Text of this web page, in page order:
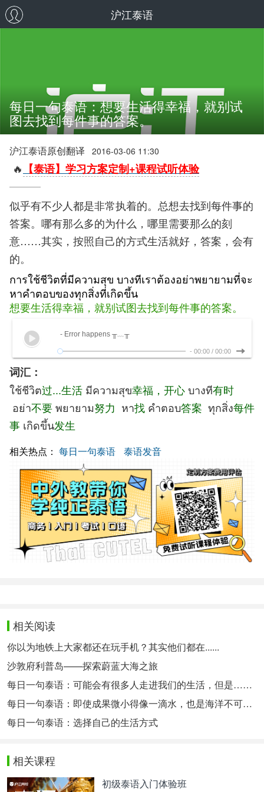
沪江泰语
每日一句泰语：想要生活得幸福，就别试
图去找到每件事的答案。
沪江泰语原创翻译 2016-03-06 11:30
🔥 【泰语】学习方案定制+课程试听体验
似乎有不少人都是非常执着的。总想去找到每件事的
答案。哪有那么多的为什么，哪里需要那么的刻
意……其实，按照自己的方式生活就好，答案，会有
的。
การใช้ชีวิตที่มีความสุข บางทีเราต้องอย่าพยายามที่จะ
หาคำตอบของทุกสิ่งที่เกิดขึ้น
想要生活得幸福，就别试图去找到每件事的答案。
- Error happens ╥﹏╥
- 00:00 / 00:00
词汇：
ใช้ชีวิต过...生活 มีความสุข幸福，开心บางที有时
อย่า不要พยายาม努力 หา找 คำตอบ答案 ทุกสิ่ง每件
事 เกิดขึ้น发生
相关热点： 每日一句泰语 泰语发音
相关阅读
你以为地铁上大家都还在玩手机？其实他们都在......
沙敦府利普岛——探索蔚蓝大海之旅
每日一句泰语：可能会有很多人走进我们的生活，但是……
每日一句泰语：即使成果微小得像一滴水，也是海洋不可缺少的一部分
每日一句泰语：选择自己的生活方式
相关课程
初级泰语入门体验班